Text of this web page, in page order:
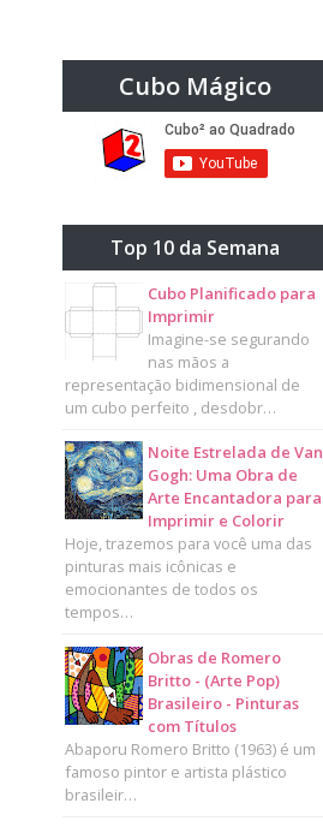
Cubo Mágico
Top 10 da Semana
Cubo Planificado para
Imprimir
Imagine-se segurando
nas mãos a
representação bidimensional de
um cubo perfeito , desdobr…
Noite Estrelada de Van
Gogh: Uma Obra de
Arte Encantadora para
Imprimir e Colorir
Hoje, trazemos para você uma das
pinturas mais icônicas e
emocionantes de todos os
tempos…
Obras de Romero
Britto - (Arte Pop)
Brasileiro - Pinturas
com Títulos
Abaporu Romero Britto (1963) é um
famoso pintor e artista plástico
brasileir…